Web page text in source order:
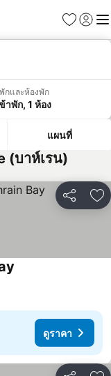
รายการโป
เข้าสู่ร
เมนู
กและห้องพัก
าพัก, 1 ห้อง
แผนที่
(บาห์เรน)
แชร์ เ
ดูราคา